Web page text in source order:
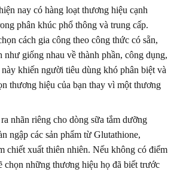
nay có hàng loạt thương hiệu cạnh
phân khúc phổ thông và trung cấp.
cách gia công theo công thức có sẵn,
như giống nhau về thành phần, công dụng,
khiến người tiêu dùng khó phân biệt và
thương hiệu của bạn thay vì một thương
nhãn riêng cho dòng sữa tắm dưỡng
ngập các sản phẩm từ Glutathione,
chiết xuất thiên nhiên. Nếu không có điểm
chọn những thương hiệu họ đã biết trước